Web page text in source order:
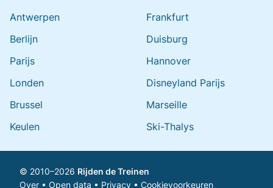
Antwerpen
Berlijn
Parijs
Londen
Brussel
Keulen
Frankfurt
Duisburg
Hannover
Disneyland Parijs
Marseille
Ski-Thalys
© 2010–2026 Rijden de Treinen
Over • Open data • Privacy • Cookievoorkeuren